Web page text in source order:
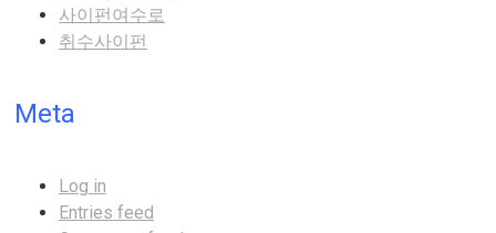
사이펀여수로
취수사이펀
Meta
Log in
Entries feed